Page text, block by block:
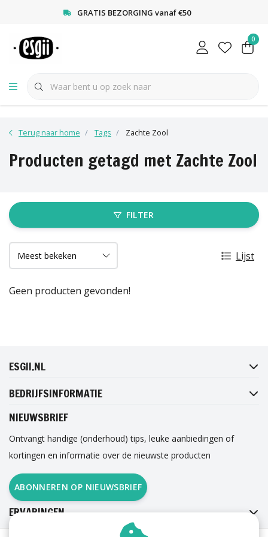
GRATIS BEZORGING vanaf €50
0
Terug naar home Tags Zachte Zool
Producten getagd met Zachte Zool
FILTER
Lijst
Geen producten gevonden!
ESGII.NL
BEDRIJFSINFORMATIE
NIEUWSBRIEF
Ontvangt handige (onderhoud) tips, leuke aanbiedingen of
kortingen en informatie over de nieuwste producten
ABONNEREN OP NIEUWSBRIEF
ERVARINGEN